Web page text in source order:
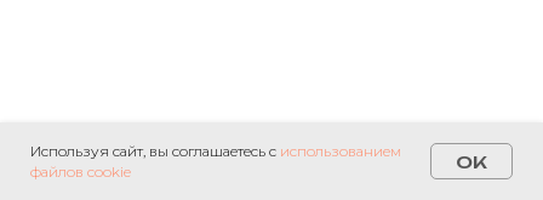
Используя сайт, вы соглашаетесь с использованием
файлов cookie
OK